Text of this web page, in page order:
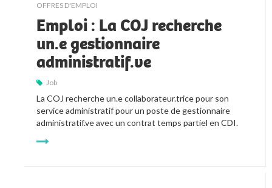
OFFRES D'EMPLOI
Emploi : La COJ recherche
un.e gestionnaire
administratif.ve
Job
La COJ recherche un.e collaborateur.trice pour son
service administratif pour un poste de gestionnaire
administratif.ve avec un contrat temps partiel en CDI.